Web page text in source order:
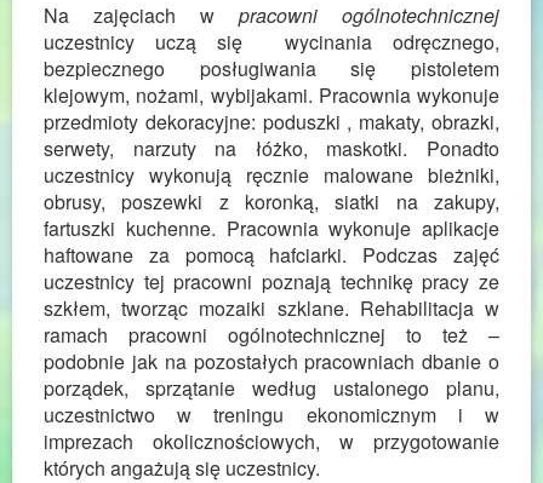
Na zajęciach w pracowni ogólnotechnicznej
uczestnicy uczą się wycinania odręcznego,
bezpiecznego posługiwania się pistoletem
klejowym, nożami, wybijakami. Pracownia wykonuje
przedmioty dekoracyjne: poduszki , makaty, obrazki,
serwety, narzuty na łóżko, maskotki. Ponadto
uczestnicy wykonują ręcznie malowane bieżniki,
obrusy, poszewki z koronką, siatki na zakupy,
fartuszki kuchenne. Pracownia wykonuje aplikacje
haftowane za pomocą hafciarki. Podczas zajęć
uczestnicy tej pracowni poznają technikę pracy ze
szkłem, tworząc mozaiki szklane. Rehabilitacja w
ramach pracowni ogólnotechnicznej to też –
podobnie jak na pozostałych pracowniach dbanie o
porządek, sprzątanie według ustalonego planu,
uczestnictwo w treningu ekonomicznym i w
imprezach okolicznościowych, w przygotowanie
których angażują się uczestnicy.